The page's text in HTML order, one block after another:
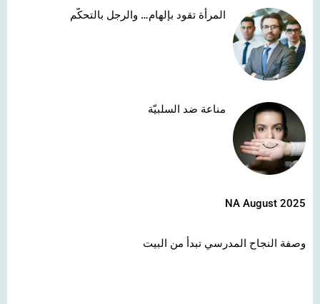
المرأة تقود بإلهام… والرجل بالتحكّم
مناعة ضد السلبيّة
NA August 2025
وصفة النجاح المدرسي تبدأ من البيت